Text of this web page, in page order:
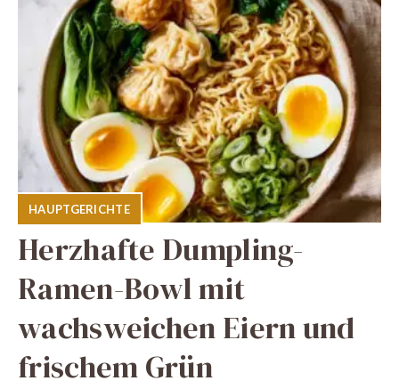
HAUPTGERICHTE
Herzhafte Dumpling-
Ramen-Bowl mit
wachsweichen Eiern und
frischem Grün